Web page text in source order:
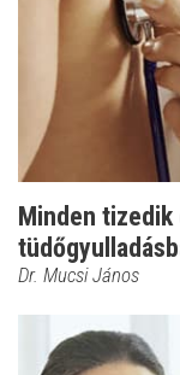
Minden tizedik
Dr. Mucsi János